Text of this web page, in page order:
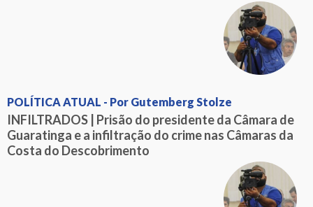
POLÍTICA ATUAL - Por Gutemberg Stolze
INFILTRADOS | Prisão do presidente da Câmara de
Guaratinga e a infiltração do crime nas Câmaras da
Costa do Descobrimento